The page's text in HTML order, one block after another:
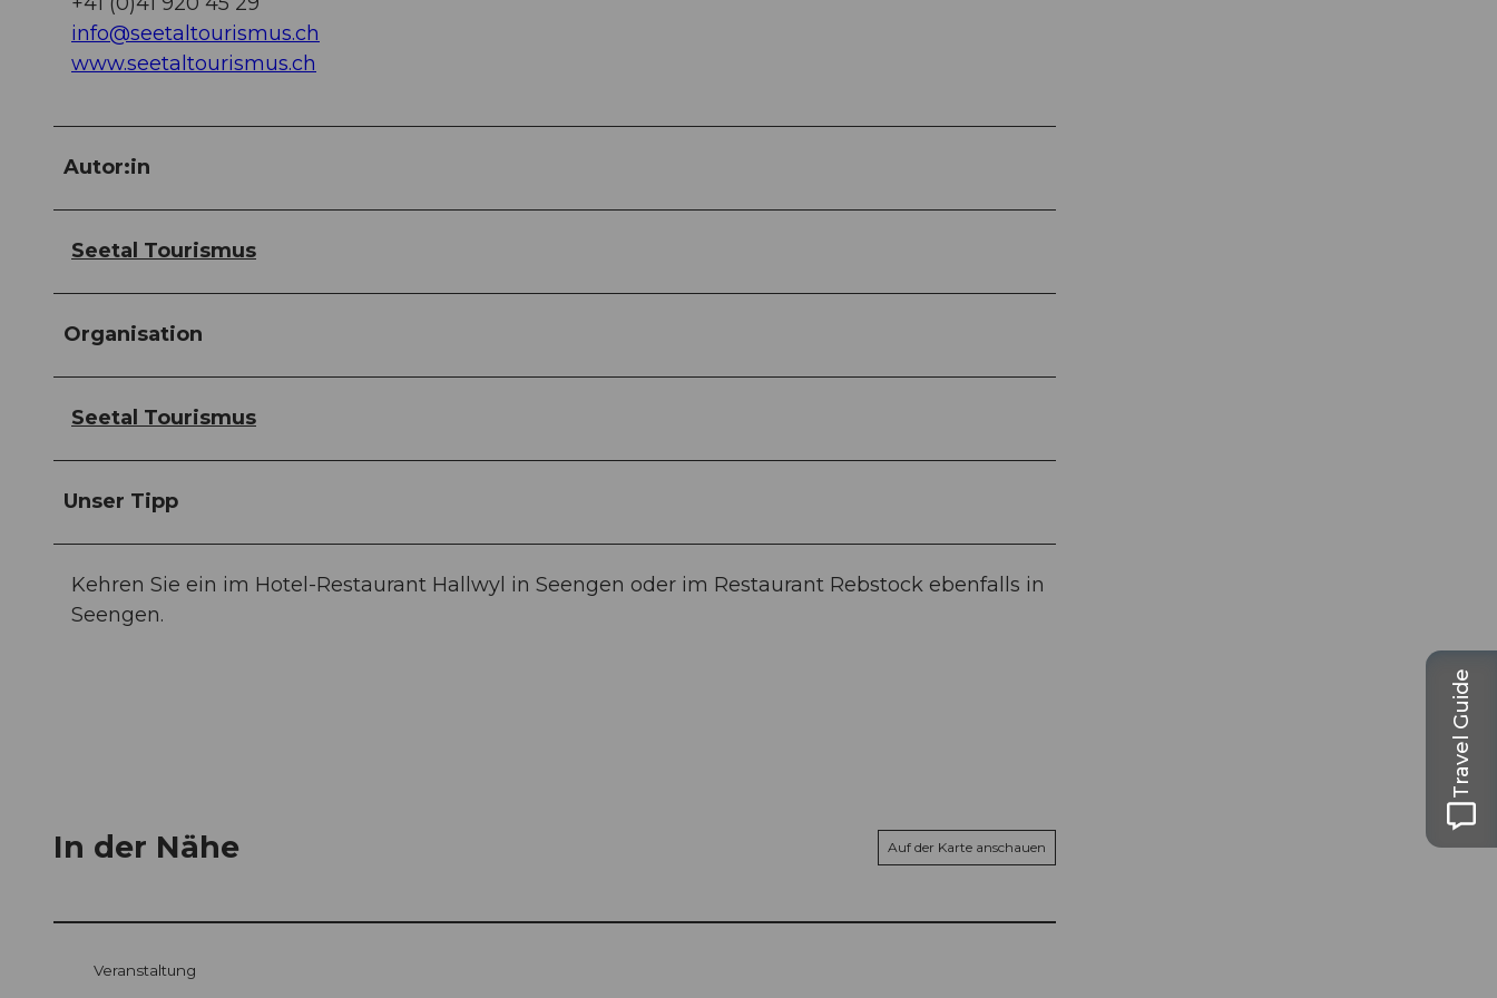
info@seetaltourismus.ch
www.seetaltourismus.ch
Autor:in
Seetal Tourismus
Organisation
Seetal Tourismus
Unser Tipp
Kehren Sie ein im Hotel-Restaurant Hallwyl in Seengen oder im Restaurant Rebstock ebenfalls in
Seengen.
In der Nähe Auf der Karte anschauen
Veranstaltung
Travel Guide